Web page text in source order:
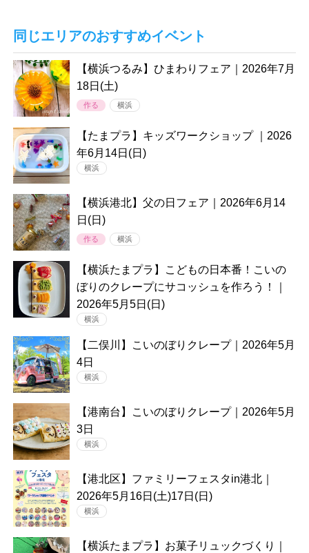
同じエリアのおすすめイベント
【横浜つるみ】ひまわりフェア｜2026年7月
18日(土)
作る 横浜
【たまプラ】キッズワークショップ ｜2026
年6月14日(日)
横浜
【横浜港北】父の日フェア｜2026年6月14
日(日)
作る 横浜
【横浜たまプラ】こどもの日本番！こいの
ぼりのクレープにサコッシュを作ろう！｜
2026年5月5日(日)
横浜
【二俣川】こいのぼりクレープ｜2026年5月
4日
横浜
【港南台】こいのぼりクレープ｜2026年5月
3日
横浜
【港北区】ファミリーフェスタin港北｜
2026年5月16日(土)17日(日)
横浜
【横浜たまプラ】お菓子リュックづくり｜